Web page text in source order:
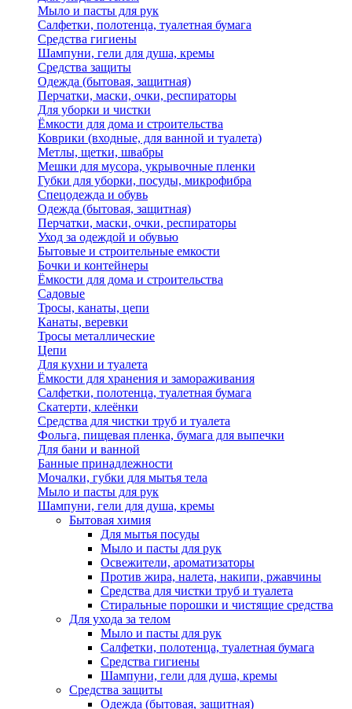
Мыло и пасты для рук
Салфетки, полотенца, туалетная бумага
Средства гигиены
Шампуни, гели для душа, кремы
Средства защиты
Одежда (бытовая, защитная)
Перчатки, маски, очки, респираторы
Для уборки и чистки
Ёмкости для дома и строительства
Коврики (входные, для ванной и туалета)
Метлы, щетки, швабры
Мешки для мусора, укрывочные пленки
Губки для уборки, посуды, микрофибра
Спецодежда и обувь
Одежда (бытовая, защитная)
Перчатки, маски, очки, респираторы
Уход за одеждой и обувью
Бытовые и строительные емкости
Бочки и контейнеры
Ёмкости для дома и строительства
Садовые
Тросы, канаты, цепи
Канаты, веревки
Тросы металлические
Цепи
Для кухни и туалета
Ёмкости для хранения и замораживания
Салфетки, полотенца, туалетная бумага
Скатерти, клеёнки
Средства для чистки труб и туалета
Фольга, пищевая пленка, бумага для выпечки
Для бани и ванной
Банные принадлежности
Мочалки, губки для мытья тела
Мыло и пасты для рук
Шампуни, гели для душа, кремы
Бытовая химия
Для мытья посуды
Мыло и пасты для рук
Освежители, ароматизаторы
Против жира, налета, накипи, ржавчины
Средства для чистки труб и туалета
Стиральные порошки и чистящие средства
Для ухода за телом
Мыло и пасты для рук
Салфетки, полотенца, туалетная бумага
Средства гигиены
Шампуни, гели для душа, кремы
Средства защиты
Одежда (бытовая, защитная)